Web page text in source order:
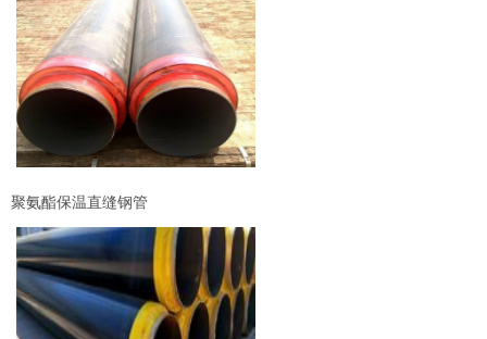
聚氨酯保温直缝钢管